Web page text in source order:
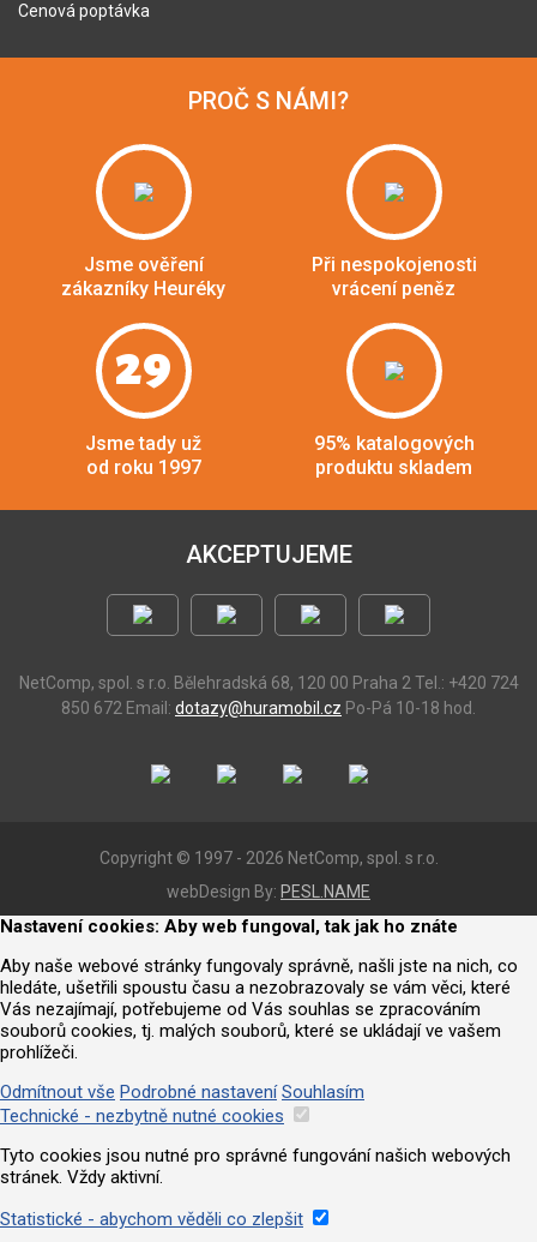
Cenová poptávka
PROČ S NÁMI?
Jsme ověření
zákazníky Heuréky
Při nespokojenosti
vrácení peněz
29
Jsme tady už
od roku 1997
95% katalogových
produktu skladem
AKCEPTUJEME
NetComp, spol. s r.o. Bělehradská 68, 120 00 Praha 2 Tel.: +420 724
850 672 Email: dotazy@huramobil.cz Po-Pá 10-18 hod.
Copyright © 1997 - 2026 NetComp, spol. s r.o.
webDesign By: PESL.NAME
Nastavení cookies: Aby web fungoval, tak jak ho znáte
Aby naše webové stránky fungovaly správně, našli jste na nich, co
hledáte, ušetřili spoustu času a nezobrazovaly se vám věci, které
Vás nezajímají, potřebujeme od Vás souhlas se zpracováním
souborů cookies, tj. malých souborů, které se ukládají ve vašem
prohlížeči.
Odmítnout vše Podrobné nastavení Souhlasím
Technické - nezbytně nutné cookies
Tyto cookies jsou nutné pro správné fungování našich webových
stránek. Vždy aktivní.
Statistické - abychom věděli co zlepšit